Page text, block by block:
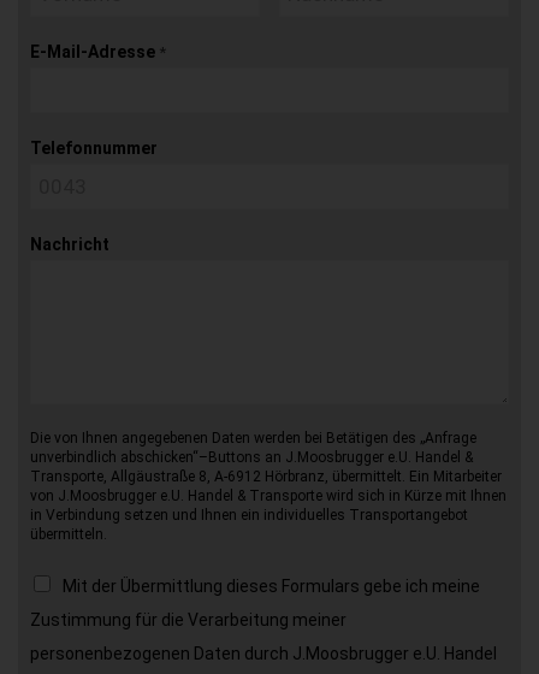
E-Mail-Adresse *
Telefonnummer
Nachricht
Die von Ihnen angegebenen Daten werden bei Betätigen des „Anfrage
unverbindlich abschicken“–Buttons an J.Moosbrugger e.U. Handel &
Transporte, Allgäustraße 8, A-6912 Hörbranz, übermittelt. Ein Mitarbeiter
von J.Moosbrugger e.U. Handel & Transporte wird sich in Kürze mit Ihnen
in Verbindung setzen und Ihnen ein individuelles Transportangebot
übermitteln.
Mit der Übermittlung dieses Formulars gebe ich meine
Zustimmung für die Verarbeitung meiner
personenbezogenen Daten durch J.Moosbrugger e.U. Handel